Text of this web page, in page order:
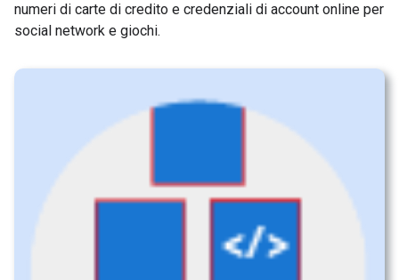
numeri di carte di credito e credenziali di account online per
social network e giochi.